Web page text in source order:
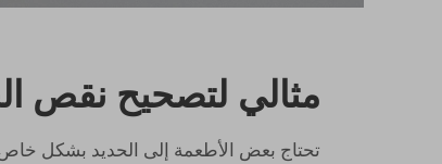
مثالي لتصحيح نقص
تحتاج بعض الأطعمة إلى الحديد بشكل